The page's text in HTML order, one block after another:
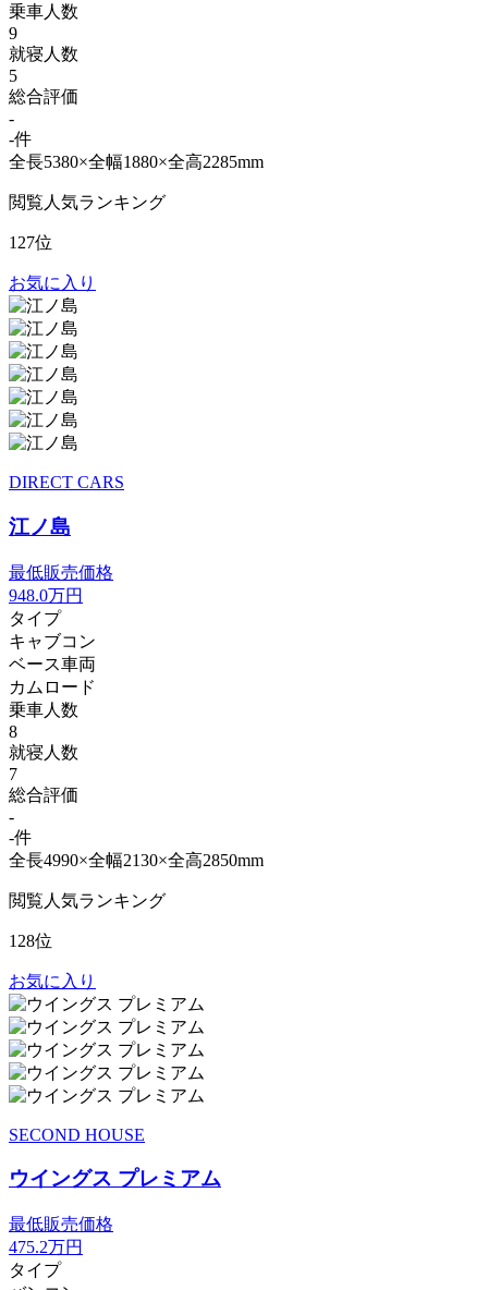
乗車人数
9
就寝人数
5
総合評価
-
-件
全長5380×全幅1880×全高2285mm
閲覧人気ランキング
127位
お気に入り
DIRECT CARS
江ノ島
最低販売価格
948.0万円
タイプ
キャブコン
ベース車両
カムロード
乗車人数
8
就寝人数
7
総合評価
-
-件
全長4990×全幅2130×全高2850mm
閲覧人気ランキング
128位
お気に入り
SECOND HOUSE
ウイングス プレミアム
最低販売価格
475.2万円
タイプ